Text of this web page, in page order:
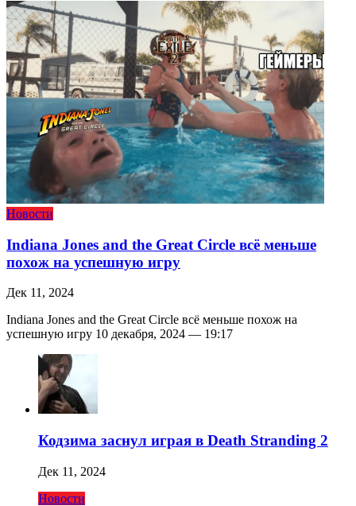
Новости
Indiana Jones and the Great Circle всё меньше
похож на успешную игру
Дек 11, 2024
Indiana Jones and the Great Circle всё меньше похож на
успешную игру 10 декабря, 2024 — 19:17
Кодзима заснул играя в Death Stranding 2
Дек 11, 2024
Новости